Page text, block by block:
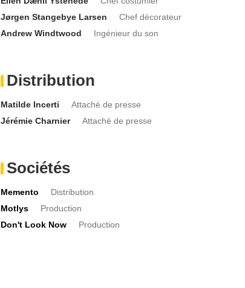
Jørgen Stangebye Larsen
Chef décorateur
Andrew Windtwood
Ingénieur du son
Distribution
Matilde Incerti
Attaché de presse
Jérémie Charnier
Attaché de presse
Sociétés
Memento
Distribution
Motlys
Production
Don't Look Now
Production